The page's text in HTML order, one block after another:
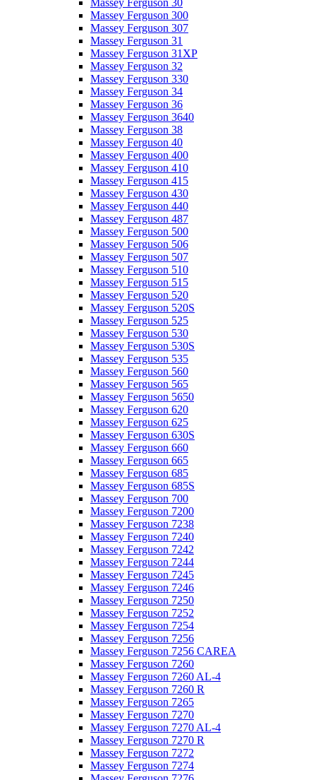
Massey Ferguson 30
Massey Ferguson 300
Massey Ferguson 307
Massey Ferguson 31
Massey Ferguson 31XP
Massey Ferguson 32
Massey Ferguson 330
Massey Ferguson 34
Massey Ferguson 36
Massey Ferguson 3640
Massey Ferguson 38
Massey Ferguson 40
Massey Ferguson 400
Massey Ferguson 410
Massey Ferguson 415
Massey Ferguson 430
Massey Ferguson 440
Massey Ferguson 487
Massey Ferguson 500
Massey Ferguson 506
Massey Ferguson 507
Massey Ferguson 510
Massey Ferguson 515
Massey Ferguson 520
Massey Ferguson 520S
Massey Ferguson 525
Massey Ferguson 530
Massey Ferguson 530S
Massey Ferguson 535
Massey Ferguson 560
Massey Ferguson 565
Massey Ferguson 5650
Massey Ferguson 620
Massey Ferguson 625
Massey Ferguson 630S
Massey Ferguson 660
Massey Ferguson 665
Massey Ferguson 685
Massey Ferguson 685S
Massey Ferguson 700
Massey Ferguson 7200
Massey Ferguson 7238
Massey Ferguson 7240
Massey Ferguson 7242
Massey Ferguson 7244
Massey Ferguson 7245
Massey Ferguson 7246
Massey Ferguson 7250
Massey Ferguson 7252
Massey Ferguson 7254
Massey Ferguson 7256
Massey Ferguson 7256 CAREA
Massey Ferguson 7260
Massey Ferguson 7260 AL-4
Massey Ferguson 7260 R
Massey Ferguson 7265
Massey Ferguson 7270
Massey Ferguson 7270 AL-4
Massey Ferguson 7270 R
Massey Ferguson 7272
Massey Ferguson 7274